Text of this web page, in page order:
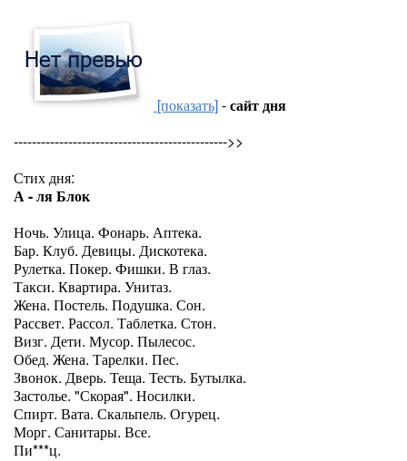
[показать]-сайт дня
----------------------------------------------->>
Стих дня:
А - ля Блок
Ночь. Улица. Фонарь. Аптека.
Бар. Клуб. Девицы. Дискотека.
Рулетка. Покер. Фишки. В глаз.
Такси. Квартира. Унитаз.
Жена. Постель. Подушка. Сон.
Рассвет. Рассол. Таблетка. Стон.
Визг. Дети. Мусор. Пылесос.
Обед. Жена. Тарелки. Пес.
Звонок. Дверь. Теща. Тесть. Бутылка.
Застолье. "Скорая". Носилки.
Спирт. Вата. Скальпель. Огурец.
Морг. Санитары. Все.
Пи***ц.